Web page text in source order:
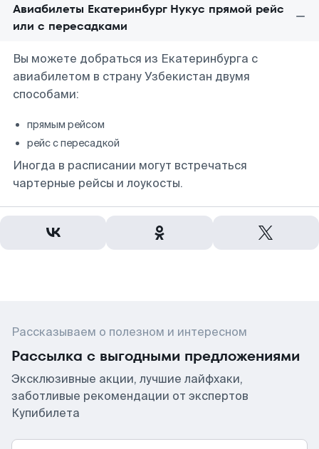
Авиабилеты Екатеринбург Нукус прямой рейс
или с пересадками
Вы можете добраться из Екатеринбурга с
авиабилетом в страну Узбекистан двумя
способами:
прямым рейсом
рейс с пересадкой
Иногда в расписании могут встречаться
чартерные рейсы и лоукосты.
Рассказываем о полезном и интересном
Рассылка с выгодными предложениями
Эксклюзивные акции, лучшие лайфхаки,
заботливые рекомендации от экспертов
Купибилета